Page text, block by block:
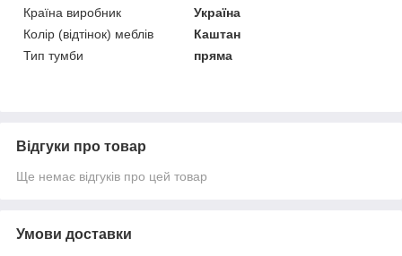
Країна виробник
Україна
Колір (відтінок) меблів
Каштан
Тип тумби
пряма
Відгуки про товар
Ще немає відгуків про цей товар
Умови доставки